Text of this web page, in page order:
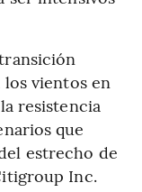
vientos en
resistencia
que
estrecho de
Inc.